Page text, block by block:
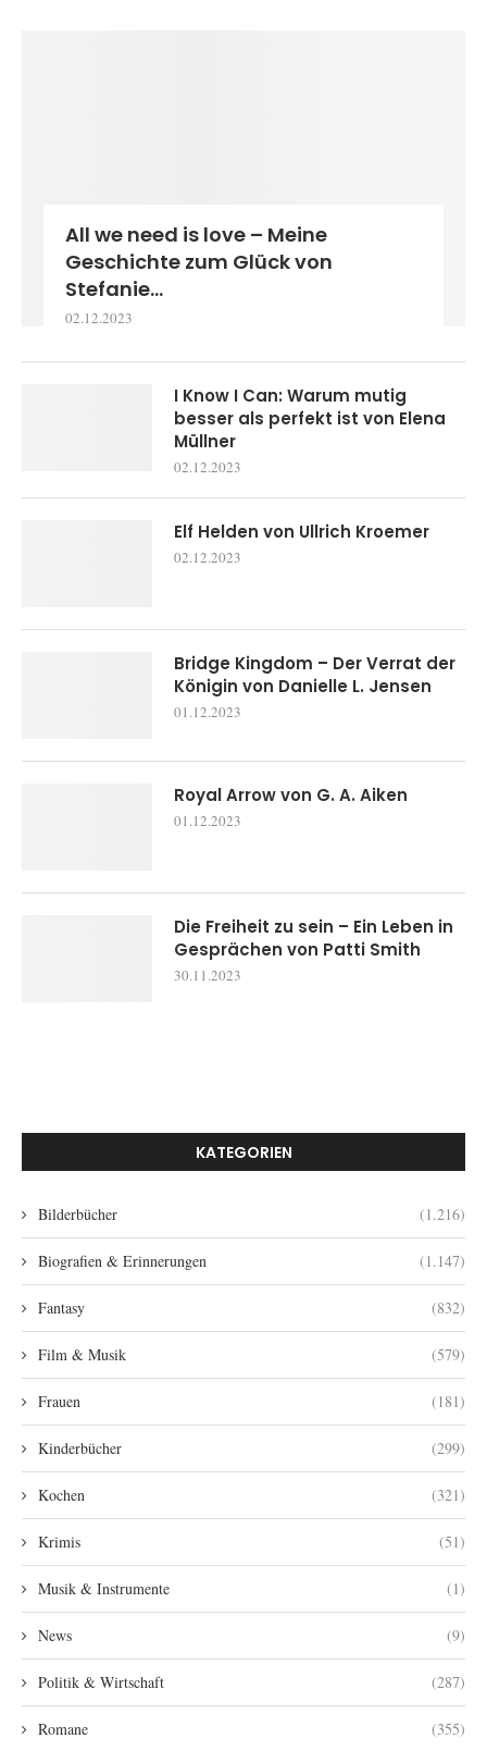
All we need is love – Meine
Geschichte zum Glück von
Stefanie...
02.12.2023
I Know I Can: Warum mutig
besser als perfekt ist von Elena
Müllner
02.12.2023
Elf Helden von Ullrich Kroemer
02.12.2023
Bridge Kingdom – Der Verrat der
Königin von Danielle L. Jensen
01.12.2023
Royal Arrow von G. A. Aiken
01.12.2023
Die Freiheit zu sein – Ein Leben in
Gesprächen von Patti Smith
30.11.2023
KATEGORIEN
Bilderbücher (1.216)
Biografien & Erinnerungen (1.147)
Fantasy (832)
Film & Musik (579)
Frauen (181)
Kinderbücher (299)
Kochen (321)
Krimis (51)
Musik & Instrumente (1)
News (9)
Politik & Wirtschaft (287)
Romane (355)